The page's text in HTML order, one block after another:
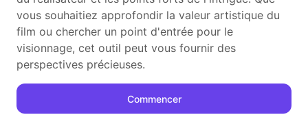
vous souhaitiez approfondir la valeur artistique du
film ou chercher un point d'entrée pour le
visionnage, cet outil peut vous fournir des
perspectives précieuses.
Commencer